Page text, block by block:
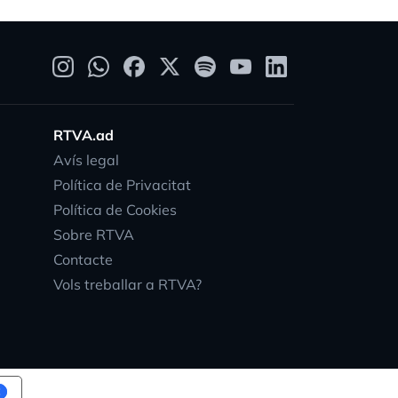
RTVA.ad
Avís legal
Política de Privacitat
Política de Cookies
Sobre RTVA
Contacte
Vols treballar a RTVA?